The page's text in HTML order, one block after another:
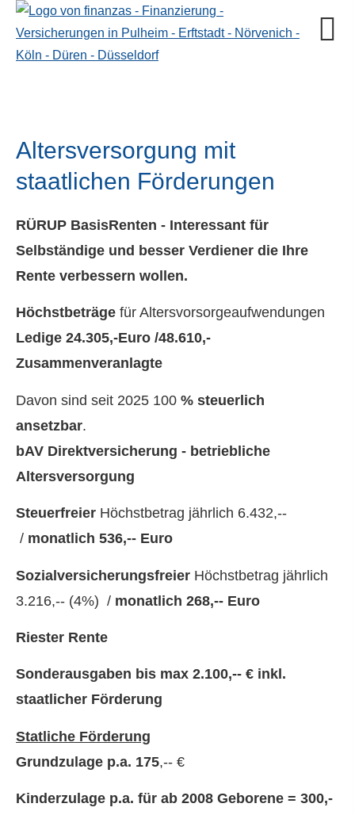
Altersversorgung mit
staatlichen Förderungen
RÜRUP BasisRenten - Interessant für
Selbständige und besser Verdiener die Ihre
Rente verbessern wollen.
Höchstbeträge für Alters­vorsorgeaufwendungen
Ledige 24.305,-Euro /48.610,-
Zusammenveranlagte
Davon sind seit 2025 100 % steuerlich
ansetzbar.
bAV Direktversicherung - betriebliche
Altersversorgung
Steuerfreier Höchstbetrag jährlich 6.432,--
/ monatlich 536,-- Euro
Sozialversicherungsfreier Höchstbetrag jährlich
3.216,-- (4%) / monatlich 268,-- Euro
Riester Rente
Sonderausgaben bis max 2.100,-- € inkl.
staatlicher Förderung
Statliche Förderung
Grundzulage p.a. 175,-- €
Kinderzulage p.a. für ab 2008 Geborene = 300,-